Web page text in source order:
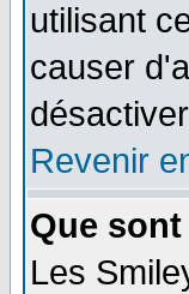
utilisant
causer
Revenir
Que
Les